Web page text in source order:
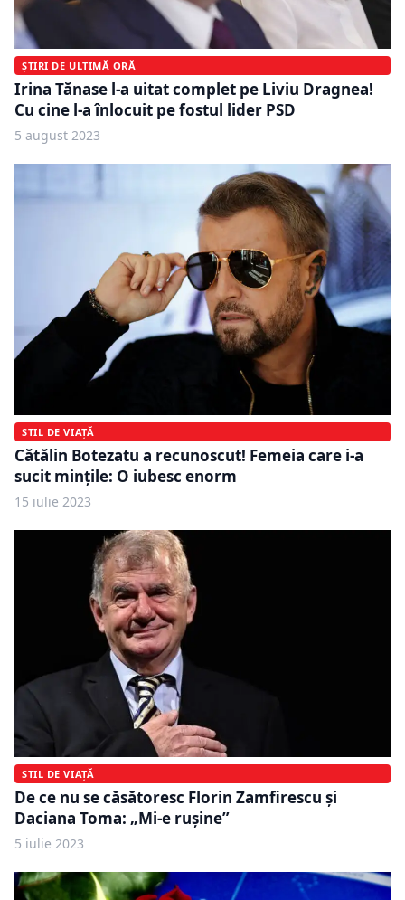
ȘTIRI DE ULTIMĂ ORĂ
Irina Tănase l-a uitat complet pe Liviu Dragnea!
Cu cine l-a înlocuit pe fostul lider PSD
5 august 2023
STIL DE VIAȚĂ
Cătălin Botezatu a recunoscut! Femeia care i-a
sucit minţile: O iubesc enorm
15 iulie 2023
STIL DE VIAȚĂ
De ce nu se căsătoresc Florin Zamfirescu și
Daciana Toma: „Mi-e rușine”
5 iulie 2023